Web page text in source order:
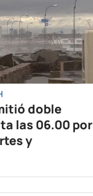
doble
las 06.00 por
y